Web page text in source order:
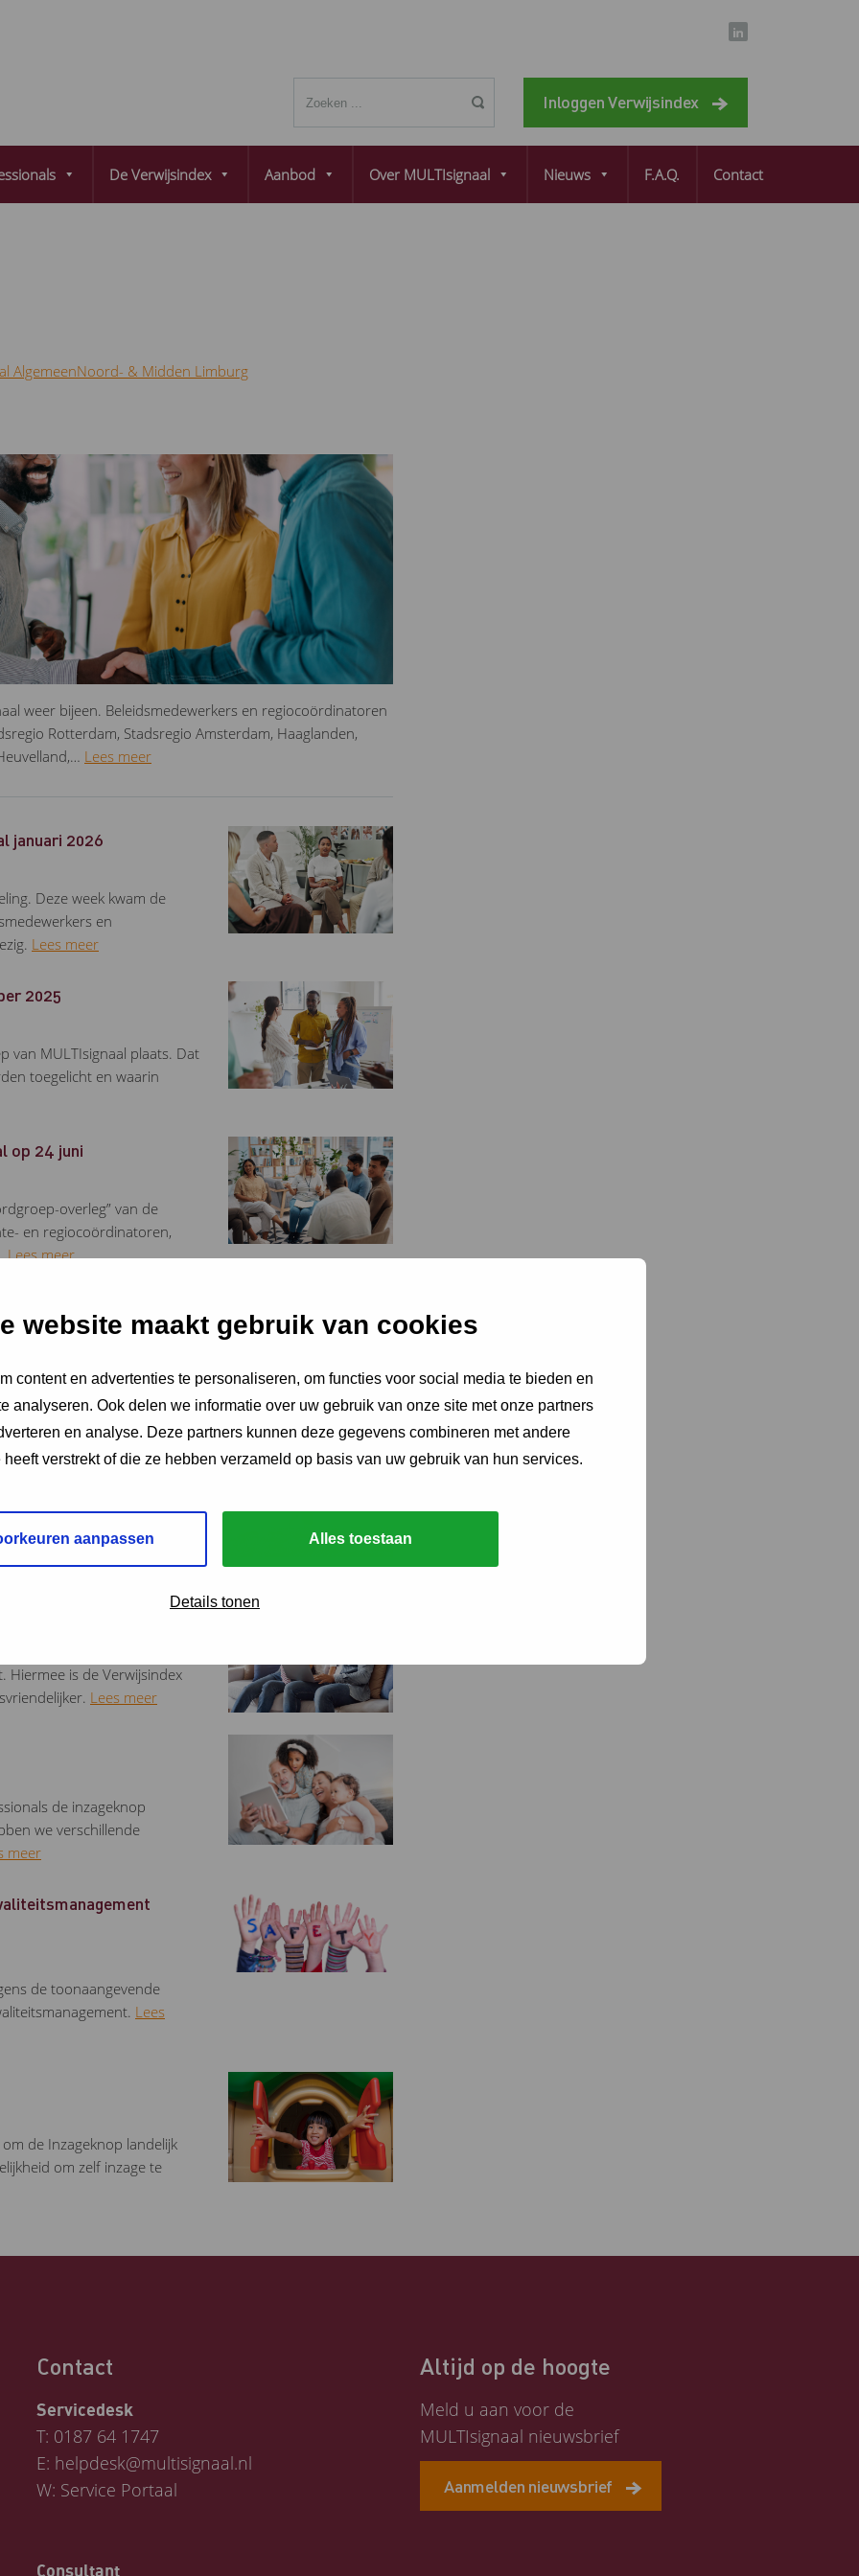
website maakt gebruik van cookies
content en advertenties te personaliseren, om functies voor social media te bieden en
analyseren. Ook delen we informatie over uw gebruik van onze site met onze partners
en analyse. Deze partners kunnen deze gegevens combineren met andere
verstrekt of die ze hebben verzameld op basis van uw gebruik van hun services.
aanpassen Alles toestaan
Details tonen
Inloggen Verwijsindex
De Verwijsindex Aanbod Over MULTIsignaal Nieuws F.A.Q. Contact
AlgemeenNoord- & Midden Limburg
weer bijeen. Beleidsmedewerkers en regiocoördinatoren
Rotterdam, Stadsregio Amsterdam, Haaglanden,
Lees meer
januari 2026
Deze week kwam de
en
Lees meer
2025
van MULTIsignaal plaats. Dat
toegelicht en waarin
op 24 juni
overleg” van de
en regiocoördinatoren,
Lees meer
overleg” van de
en regiocoördinatoren,
Lees meer
om een nieuwe,
de GVMS tot een
Hiermee is de Verwijsindex
Lees meer
de inzageknop
we verschillende
meer
de toonaangevende
Lees
de Inzageknop landelijk
om zelf inzage te
Contact
Servicedesk
T: 0187 64 1747
E: helpdesk@multisignaal.nl
W: Service Portaal
Consultant
Altijd op de hoogte
Meld u aan voor de
MULTIsignaal nieuwsbrief
Aanmelden nieuwsbrief